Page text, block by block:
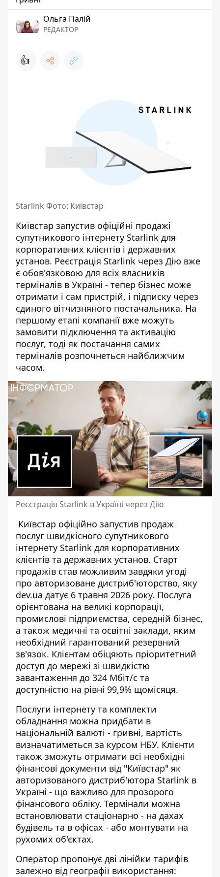
Ольга Палій
РЕДАКТОР
👍
Starlink Фото: Київстар
Київстар запустив офіційні продажі
супутникового інтернету Starlink для
корпоративних клієнтів і державних
установ. Реєстрація Starlink через Дію вже
є обов'язковою для всіх власників
терміналів в Україні - тепер бізнес може
отримати і сам пристрій, і підписку через
єдиного вітчизняного постачальника. На
першому етапі компанії вже можуть
замовити підключення та активацію
послуг, тоді як постачання самих
терміналів розпочнеться найближчим
часом.
Реєстрація Starlink в Україні через Дію
Київстар офіційно запустив продаж
послуг швидкісного супутникового
інтернету Starlink для корпоративних
клієнтів та державних установ. Старт
продажів став можливим завдяки угоді
про авторизоване дистриб'юторство, яку
dev.ua датує 6 травня 2026 року. Послуга
орієнтована на великі корпорації,
промислові підприємства, середній бізнес,
а також медичні та освітні заклади, яким
необхідний гарантований резервний
зв'язок. Клієнтам обіцяють пріоритетний
доступ до мережі зі швидкістю
завантаження до 324 Мбіт/с та
доступністю на рівні 99,9% щомісяця.
Послуги інтернету та комплекти
обладнання можна придбати в
національній валюті - гривні, вартість
визначатиметься за курсом НБУ. Клієнти
також зможуть отримати всі необхідні
фінансові документи від "Київстар" як
авторизованого дистриб'ютора Starlink в
Україні - що важливо для прозорого
фінансового обліку. Термінали можна
встановлювати стаціонарно - на дахах
будівель та в офісах - або монтувати на
рухомих об'єктах.
Оператор пропонує дві лінійки тарифів
залежно від географії використання: